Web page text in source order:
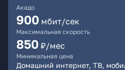
Акадо
900 мбит/сек
Максимальная скорость
850 ₽/мес
Минимальная цена
Домашний интернет, ТВ,